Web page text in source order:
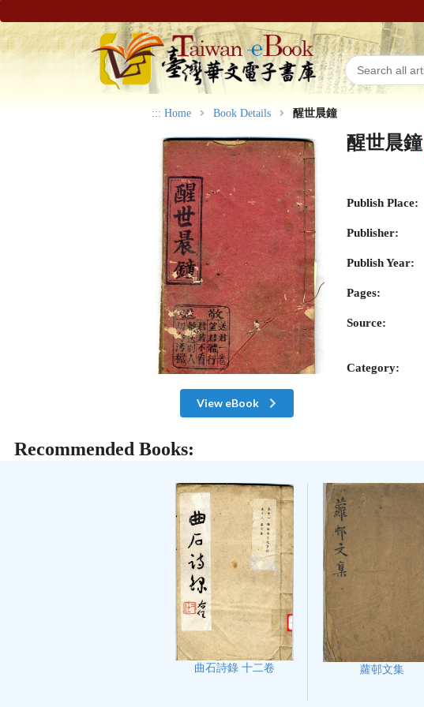
::: Home Book Details 醒世晨鐘
View eBook
醒世晨鐘
Publish Place:
Publisher:
Publish Year:
Pages:
Source:
Category:
Recommended Books:
曲石詩錄 十二卷 蘿邨文集